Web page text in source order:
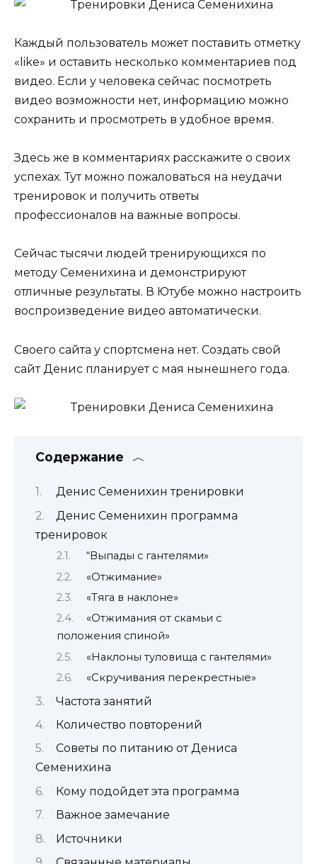
Каждый пользователь может поставить отметку
«like» и оставить несколько комментариев под
видео. Если у человека сейчас посмотреть
видео возможности нет, информацию можно
сохранить и просмотреть в удобное время.
Здесь же в комментариях расскажите о своих
успехах. Тут можно пожаловаться на неудачи
тренировок и получить ответы
профессионалов на важные вопросы.
Сейчас тысячи людей тренирующихся по
методу Семенихина и демонстрируют
отличные результаты. В Ютубе можно настроить
воспроизведение видео автоматически.
Своего сайта у спортсмена нет. Создать свой
сайт Денис планирует с мая нынешнего года.
Содержание
Денис Семенихин тренировки
Денис Семенихин программа
тренировок
“Выпады с гантелями»
«Отжимание»
«Тяга в наклоне»
«Отжимания от скамьи с
положения спиной»
«Наклоны туловища с гантелями»
«Скручивания перекрестные»
Частота занятий
Количество повторений
Советы по питанию от Дениса
Семенихина
Кому подойдет эта программа
Важное замечание
Источники